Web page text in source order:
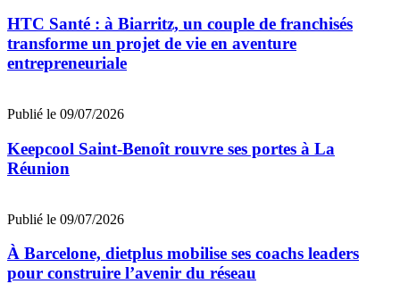
HTC Santé : à Biarritz, un couple de franchisés
transforme un projet de vie en aventure
entrepreneuriale
Publié le 09/07/2026
Keepcool Saint-Benoît rouvre ses portes à La
Réunion
Publié le 09/07/2026
À Barcelone, dietplus mobilise ses coachs leaders
pour construire l’avenir du réseau